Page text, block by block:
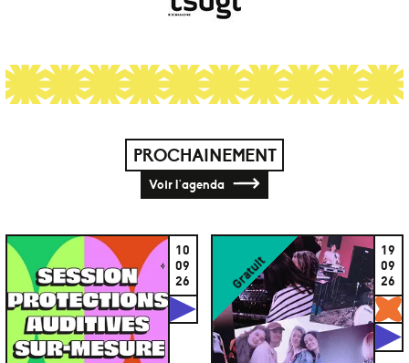
PROCHAINEMENT
Voir l'agenda
10
09
26
Studios
Gratuit
19
09
26